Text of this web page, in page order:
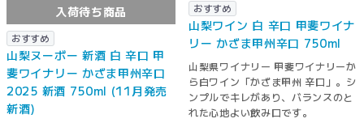
入荷待ち商品
おすすめ
山梨ヌーボー 新酒 白 辛口 甲
斐ワイナリー かざま甲州辛口
2025 新酒 750ml (11月発売
新酒)
おすすめ
山梨ワイン 白 辛口 甲斐ワイナ
リー かざま甲州辛口 750ml
山梨県ワイナリー 甲斐ワイナリーか
ら白ワイン「かざま甲州 辛口」。シ
ンプルでキレがあり、バランスのと
れた心地よい飲み口です。